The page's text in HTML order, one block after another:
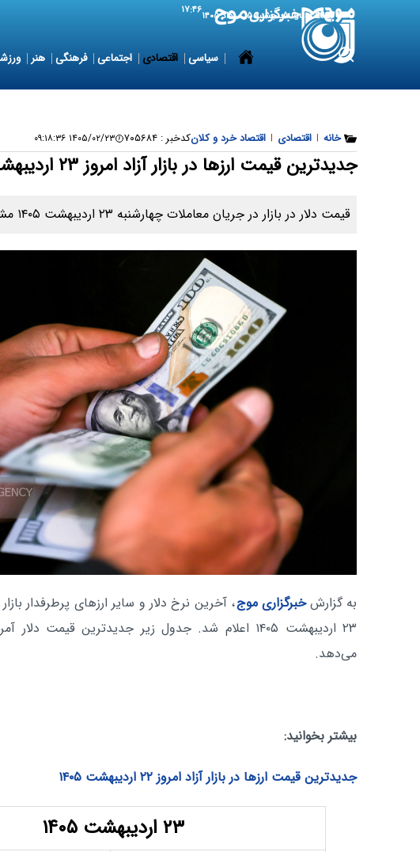
6 August 2026 پنجشنبه ۱۵ مرداد ۱۴۰۵ ۱۷:۴۶
سیاسی اقتصادی اجتماعی فرهنگی هنر
خانه | اقتصادی | اقتصاد خرد و کلانکدخبر : ۷۰۵۶۸۴ ۱۴۰۵/۰۲/۲۳ ۰۹:۱۸:۳۶
جدیدترین قیمت ارزها در بازار آزاد امروز ۲۳ اردیبهشت ۱۴۰۵
قیمت دلار در بازار در جریان معاملات چهارشنبه ۲۳ اردیبهشت ۱۴۰۵ مشخص شد.
به گزارشخبرگزاری موج، آخرین نرخ دلار و سایر ارزهای پرطرفدار
۲۳ اردیبهشت ۱۴۰۵ اعلام شد. جدول زیر جدیدترین قیمت
می‌دهد.
بیشتر بخوانید:
جدیدترین قیمت ارزها در بازار آزاد امروز ۲۲ اردیبهشت ۱۴۰۵
۲۳ اردیبهشت ۱۴۰۵